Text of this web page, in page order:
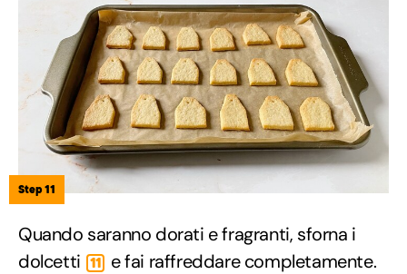
Step 11
Quando saranno dorati e fragranti, sforna i
dolcetti
11 e fai raffreddare completamente.